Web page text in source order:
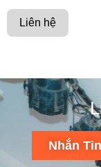
Liên hệ
Nhắn